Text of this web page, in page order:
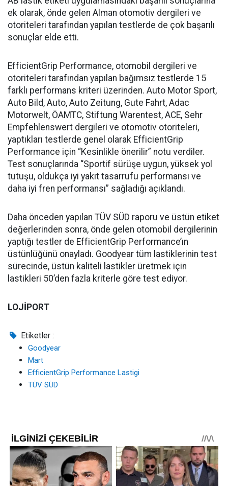
ek olarak, önde gelen Alman otomotiv dergileri ve
otoriteleri tarafından yapılan testlerde de çok başarılı
sonuçlar elde etti.
EfficientGrip Performance, otomobil dergileri ve
otoriteleri tarafından yapılan bağımsız testlerde 15
farklı performans kriteri üzerinden. Auto Motor Sport,
Auto Bild, Auto, Auto Zeitung, Gute Fahrt, Adac
Motorwelt, ÖAMTC, Stiftung Warentest, ACE, Sehr
Empfehlenswert dergileri ve otomotiv otoriteleri,
yaptıkları testlerde genel olarak EfficientGrip
Performance için “Kesinlikle önerilir” notu verdiler.
Test sonuçlarında “Sportif sürüşe uygun, yüksek yol
tutuşu, oldukça iyi yakıt tasarrufu performansı ve
daha iyi fren performansı” sağladığı açıklandı.
Daha önceden yapılan TÜV SÜD raporu ve üstün etiket
değerlerinden sonra, önde gelen otomobil dergilerinin
yaptığı testler de EfficientGrip Performance’ın
üstünlüğünü onayladı. Goodyear tüm lastiklerinin test
sürecinde, üstün kaliteli lastikler üretmek için
lastikleri 50’den fazla kriterle göre test ediyor.
LOJİPORT
Etiketler :
Goodyear
Mart
EfficientGrip Performance Lastigi
TÜV SÜD